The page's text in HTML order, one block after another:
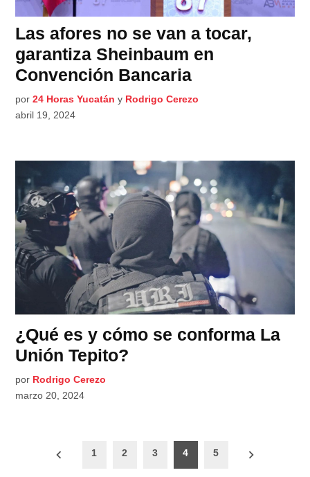
Las afores no se van a tocar,
garantiza Sheinbaum en
Convención Bancaria
por 24 Horas Yucatán y Rodrigo Cerezo
abril 19, 2024
¿Qué es y cómo se conforma La
Unión Tepito?
por Rodrigo Cerezo
marzo 20, 2024
Paginación
1 2 3 4 5